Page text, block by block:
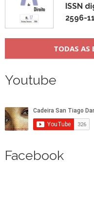
ISSN
2596-
TODAS AS
Youtube
Facebook